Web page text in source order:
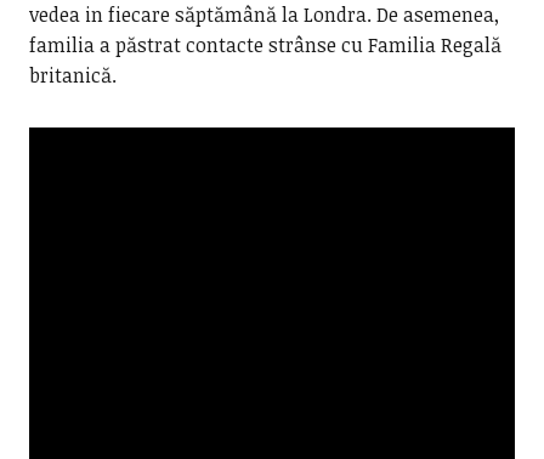
vedea in fiecare săptămână la Londra. De asemenea,
familia a păstrat contacte strânse cu Familia Regală
britanică.